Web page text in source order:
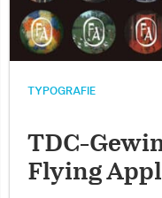
TYPOGRAFIE
TDC-
Flying